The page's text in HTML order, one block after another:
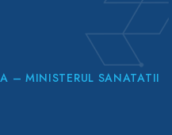
– MINISTERUL SANATATII